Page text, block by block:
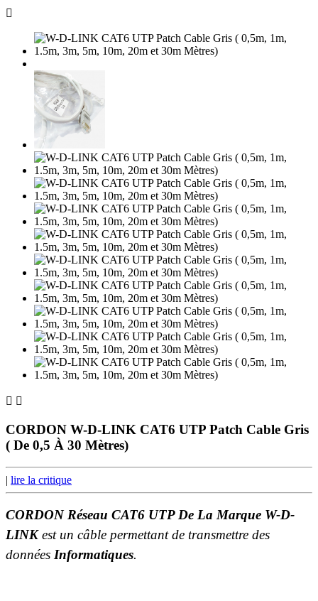

 
CORDON W-D-LINK CAT6 UTP Patch Cable Gris
( De 0,5 À 30 Mètres)
| lire la critique
CORDON Réseau CAT6 UTP De La Marque W-D-
LINKest un câble permettant de transmettre des
données Informatiques.